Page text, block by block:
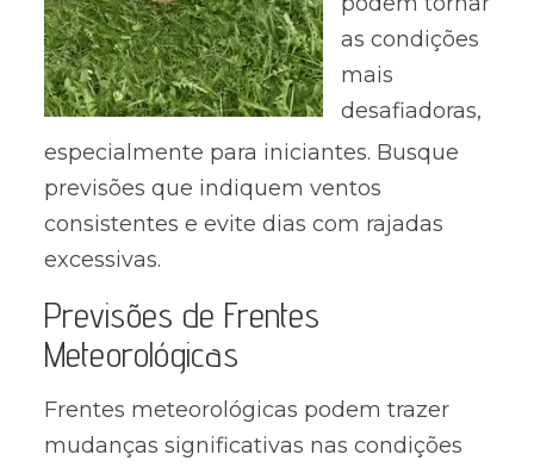
as condições
mais
desafiadoras,
especialmente para iniciantes. Busque
previsões que indiquem ventos
consistentes e evite dias com rajadas
excessivas.
Previsões de Frentes
Meteorológicas
Frentes meteorológicas podem trazer
mudanças significativas nas condições